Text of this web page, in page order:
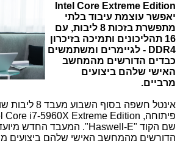
Intel Core Extreme Edition
יאפשר עוצמת עיבוד בלתי
מתפשרת בזכות 8 ליבות, עם
16 תהליכונים ותמיכה בזיכרון
DDR4 - לגיימרים ומשתמשים
כבדים הדורשים מהמחשב
האישי שלהם ביצועים
מרביים.
אינטל חשפה בסוף
פיתוחה, Core i7-5960X Extreme Edition
שם הקוד "Haswell-E". המעבד החדש
הדורשים מהמחשב האישי שלהם ביצועים